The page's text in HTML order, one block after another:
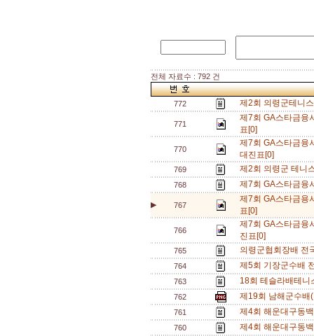
전체 자료수 : 792 건
772 제2회 의령군테니
771
제7회 GA스타금융
표[0]
770
제7회 GA스타금융
대진표[0]
769 제2회 의령군 테니
768 제7회 GA스타금융
▶ 767
제7회 GA스타금용
표[0]
766
제7회 GA스타금융
진표[0]
765 의령군협회장배
764 제5회 기장군수배
763 18회 테슬라배테
762 제19회 남해군수
761 제4회 해운대구동
760 제4회 해운대구동